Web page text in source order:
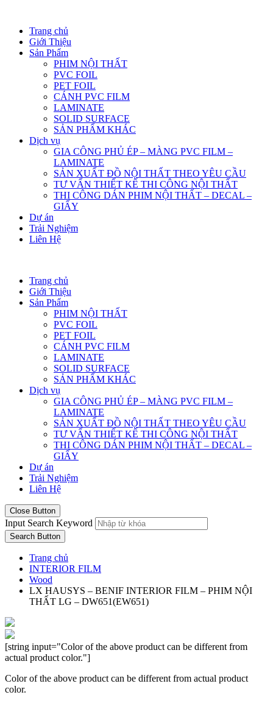
Trang chủ
Giới Thiệu
Sản Phẩm
PHIM NỘI THẤT
PVC FOIL
PET FOIL
CÁNH PVC FILM
LAMINATE
SOLID SURFACE
SẢN PHẨM KHÁC
Dịch vụ
GIA CÔNG PHỦ ÉP – MÀNG PVC FILM –
LAMINATE
SẢN XUẤT ĐỒ NỘI THẤT THEO YÊU CẦU
TƯ VẤN THIẾT KẾ THI CÔNG NỘI THẤT
THI CÔNG DÁN PHIM NỘI THẤT – DECAL –
GIẤY
Dự án
Trải Nghiệm
Liên Hệ
Trang chủ
Giới Thiệu
Sản Phẩm
PHIM NỘI THẤT
PVC FOIL
PET FOIL
CÁNH PVC FILM
LAMINATE
SOLID SURFACE
SẢN PHẨM KHÁC
Dịch vụ
GIA CÔNG PHỦ ÉP – MÀNG PVC FILM –
LAMINATE
SẢN XUẤT ĐỒ NỘI THẤT THEO YÊU CẦU
TƯ VẤN THIẾT KẾ THI CÔNG NỘI THẤT
THI CÔNG DÁN PHIM NỘI THẤT – DECAL –
GIẤY
Dự án
Trải Nghiệm
Liên Hệ
Close Button
Input Search Keyword
Search Button
Trang chủ
INTERIOR FILM
Wood
LX HAUSYS – BENIF INTERIOR FILM – PHIM NỘI
THẤT LG – DW651(EW651)
[string input="Color of the above product can be different from
actual product color."]
Color of the above product can be different from actual product
color.